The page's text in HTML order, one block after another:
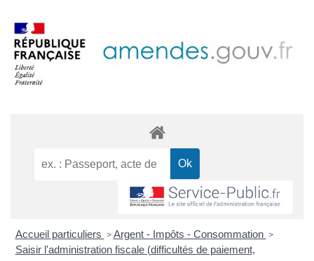
Accueil particuliers > Argent - Impôts - Consommation >
Saisir l'administration fiscale (difficultés de paiement,